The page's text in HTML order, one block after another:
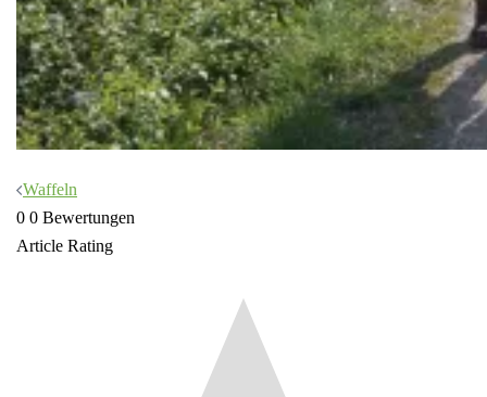
Beitragsnavigation
Waffeln
0 0 Bewertungen
Article Rating